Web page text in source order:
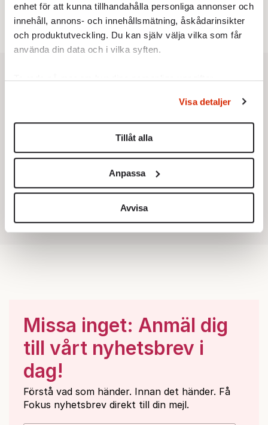
enhet för att kunna tillhandahålla personliga annonser och
innehåll, annons- och innehållsmätning, åskådarinsikter
och produktutveckling. Du kan själv välja vilka som får
använda din data och i vilka syften.
Ta reda på mer om hur dina personliga uppgifter
Du kan ändra eller dra tillbaka ditt samtycke när som
helst från cookie-förklaringen.
Vi använder enhetsidentifierare för att anpassa innehållet
för sociala medier och analysera vår trafik. Vi
vidarebefordrar även sådana identifierare och annan
information från din enhet till de sociala medier och
annons- och analysföretag som vi samarbetar med.
Visa detaljer
Tillåt alla
Anpassa
Avvisa
6.Dan Korn:Quisling, quislingar och sten i glashus
Missa inget: Anmäl dig
till vårt nyhetsbrev i
dag!
Förstå vad som händer. Innan det händer. Få
Fokus nyhetsbrev direkt till din mejl.